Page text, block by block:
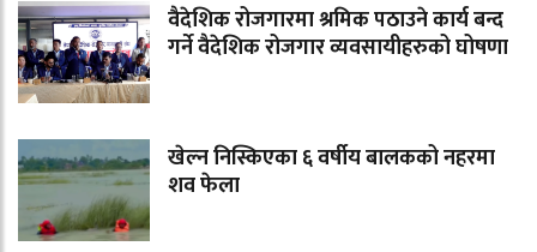
वैदेशिक रोजगारमा श्रमिक पठाउने कार्य बन्द
गर्ने वैदेशिक रोजगार व्यवसायीहरुको घोषणा
खेल्न निस्किएका ६ वर्षीय बालकको नहरमा
शव फेला